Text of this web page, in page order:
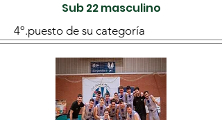
Sub 22 masculino
4º.puesto de su categoría